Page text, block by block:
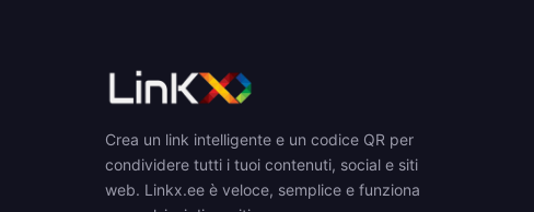
Crea un link intelligente e un codice QR per
condividere tutti i tuoi contenuti, social e siti
web. Linkx.ee è veloce, semplice e funziona